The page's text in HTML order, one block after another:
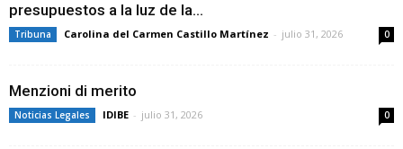
presupuestos a la luz de la...
Tribuna Carolina del Carmen Castillo Martínez - julio 31, 2026 0
Menzioni di merito
Noticias Legales IDIBE - julio 31, 2026 0